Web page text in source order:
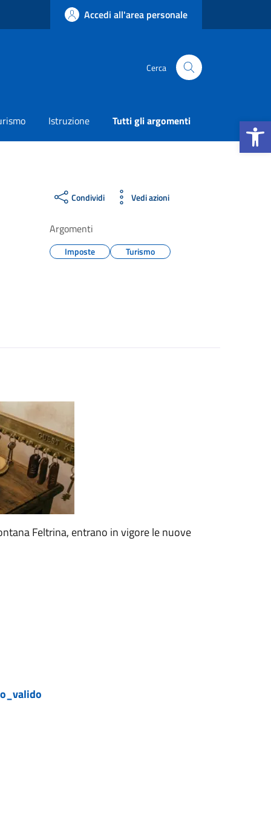
Accedi all'area personale
Cerca
Istruzione Tutti gli argomenti
Condividi Vedi azioni
Argomenti
Imposte Turismo
Feltrina, entrano in vigore le nuove
Apri la